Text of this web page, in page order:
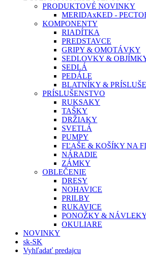
PRODUKTOVÉ NOVINKY
MERIDAxKED -
KOMPONENTY
RIADÍTKA
PREDSTAVCE
GRIPY & OMOTÁVKY
SEDLOVKY &
SEDLÁ
PEDÁLE
BLATNÍKY &
PRÍSLUŠENSTVO
RUKSAKY
TAŠKY
DRŽIAKY
SVETLÁ
PUMPY
FĽAŠE & KOŠÍKY NA
NÁRADIE
ZÁMKY
OBLEČENIE
DRESY
NOHAVICE
PRILBY
RUKAVICE
PONOŽKY &
OKULIARE
NOVINKY
sk-SK
Vyhľadať predajcu